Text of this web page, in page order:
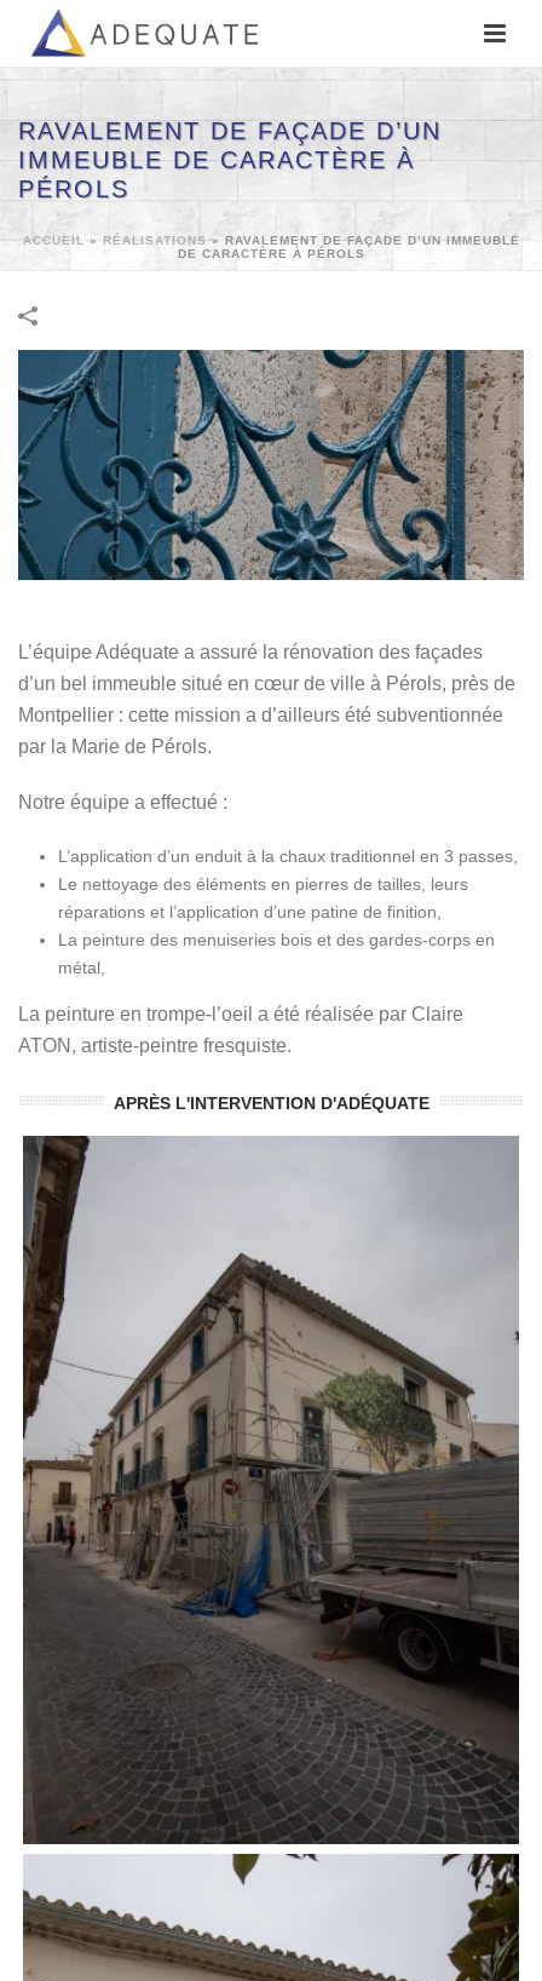
RAVALEMENT DE FAÇADE D’UN
IMMEUBLE DE CARACTÈRE À
PÉROLS
ACCUEIL » RÉALISATIONS » RAVALEMENT DE FAÇADE D’UN IMMEUBLE
DE CARACTÈRE À PÉROLS
L’équipe Adéquate a assuré la rénovation des façades
d’un bel immeuble situé en cœur de ville à Pérols, près de
Montpellier : cette mission a d’ailleurs été subventionnée
par la Marie de Pérols.
Notre équipe a effectué :
L’application d’un enduit à la chaux traditionnel en 3 passes,
Le nettoyage des éléments en pierres de tailles, leurs
réparations et l’application d’une patine de finition,
La peinture des menuiseries bois et des gardes-corps en
métal,
La peinture en trompe-l’oeil a été réalisée par Claire
ATON, artiste-peintre fresquiste.
APRÈS L'INTERVENTION D'ADÉQUATE